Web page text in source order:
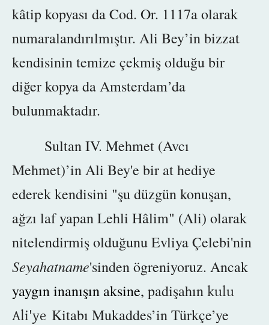
kâtip kopyası da Cod. Or. 1117a olarak
numaralandırılmıştır. Ali Bey’in bizzat
kendisinin temize çekmiş olduğu bir
diğer kopya da Amsterdam’da
bulunmaktadır.
Sultan IV. Mehmet (Avcı
Mehmet)’in Ali Bey'e bir at hediye
ederek kendisini "şu düzgün konuşan,
ağzı laf yapan Lehli Hâlim" (Ali) olarak
nitelendirmiş olduğunu Evliya Çelebi'nin
Seyahatname'sinden ögreniyoruz. Ancak
yaygın inanışın aksine, padişahın kulu
Ali'ye Kitabı Mukaddes’in Türkçe’ye